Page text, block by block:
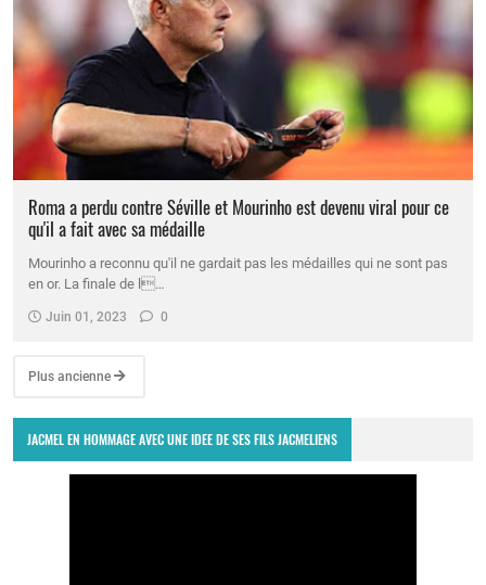
Roma a perdu contre Séville et Mourinho est devenu viral pour ce
qu'il a fait avec sa médaille
Mourinho a reconnu qu'il ne gardait pas les médailles qui ne sont pas
en or. La finale de l…
Juin 01, 2023 0
Plus ancienne
JACMEL EN HOMMAGE AVEC UNE IDEE DE SES FILS JACMELIENS